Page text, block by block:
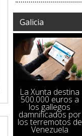
Galicia
La Xunta destina
500.000 euros a
los gallegos
damnificados por
los terremotos de
Venezuela